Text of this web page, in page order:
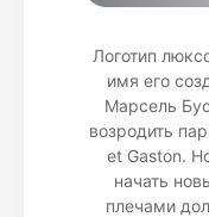
Логотип
имя его
Марсель
возродить
et Gaston.
начать
плечами